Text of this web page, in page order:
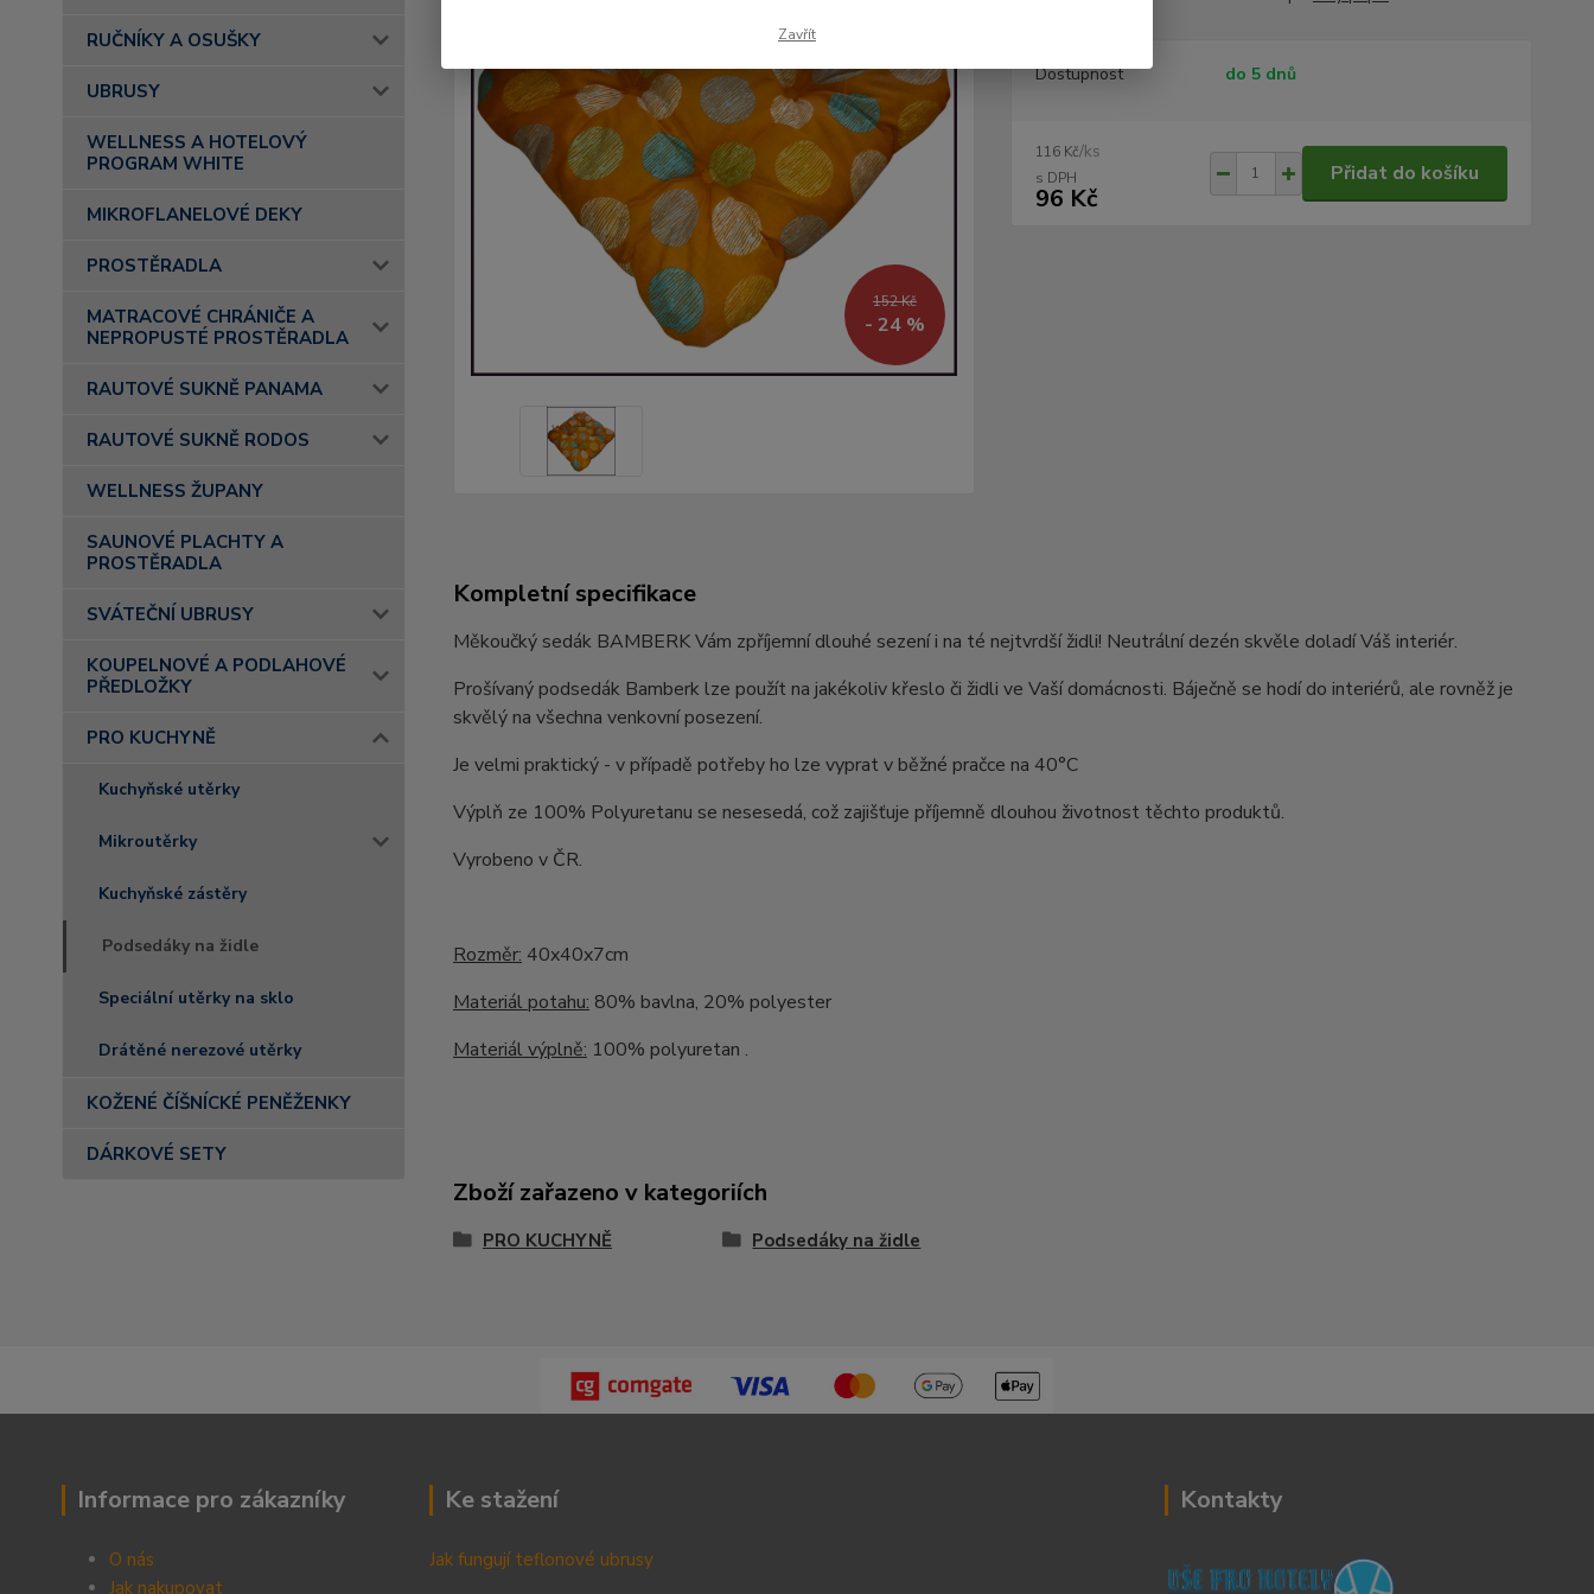
RUČNÍKY A OSUŠKY
UBRUSY
WELLNESS A HOTELOVÝ
PROGRAM WHITE
MIKROFLANELOVÉ DEKY
PROSTĚRADLA
MATRACOVÉ CHRÁNIČE A
NEPROPUSTÉ PROSTĚRADLA
RAUTOVÉ SUKNĚ PANAMA
RAUTOVÉ SUKNĚ RODOS
WELLNESS ŽUPANY
SAUNOVÉ PLACHTY A
PROSTĚRADLA
SVÁTEČNÍ UBRUSY
KOUPELNOVÉ A PODLAHOVÉ
PŘEDLOŽKY
PRO KUCHYNĚ
Kuchyňské utěrky
Mikroutěrky
Kuchyňské zástěry
Podsedáky na židle
Speciální utěrky na sklo
Drátěné nerezové utěrky
KOŽENÉ ČÍŠNÍCKÉ PENĚŽENKY
DÁRKOVÉ SETY
152 Kč
- 24 %
Dostupnost do 5 dnů
116 Kč/ks
96 Kč
Přidat do košíku
Kompletní specifikace
Měkoučký sedák BAMBERK Vám zpříjemní dlouhé sezení i na té nejtvrdší židli! Neutrální dezén skvěle doladí Váš interiér.
Prošívaný podsedák Bamberk lze použít na jakékoliv křeslo či židli ve Vaší domácnosti. Báječně se hodí do interiérů, ale rovněž je
skvělý na všechna venkovní posezení.
Je velmi praktický - v případě potřeby ho lze vyprat v běžné pračce na 40°C
Výplň ze 100% Polyuretanu se nesesedá, což zajišťuje příjemně dlouhou životnost těchto produktů.
Vyrobeno v ČR.
Rozměr: 40x40x7cm
Materiál potahu: 80% bavlna, 20% polyester
Materiál výplně: 100% polyuretan .
Zboží zařazeno v kategoriích
PRO KUCHYNĚ Podsedáky na židle
Informace pro zákazníky
O nás
Jak nakupovat
Ke stažení
Jak fungují teflonové ubrusy
Kontakty
Zavřít